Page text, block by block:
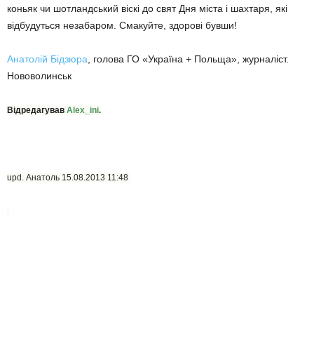
коньяк чи шотландський віскі до свят Дня міста і шахтаря, які
відбудуться незабаром. Смакуйте, здорові бувши!
Анатолій Бідзюра , голова ГО «Україна + Польща», журналіст.
Нововолинськ
Відредагував Alex_ini.
upd. Анатоль 15.08.2013 11:48